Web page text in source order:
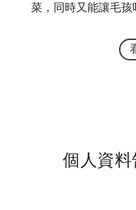
菜，同時又能讓毛孩
個人資